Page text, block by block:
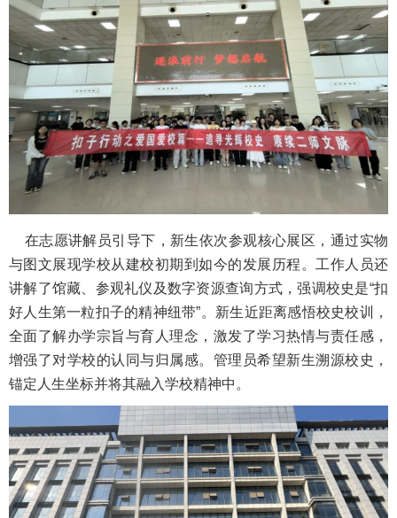
在志愿讲解员引导下，新生依次参观核心展区，通过实物
与图文展现学校从建校初期到如今的发展历程。工作人员还
讲解了馆藏、参观礼仪及数字资源查询方式，强调校史是“扣
好人生第一粒扣子的精神纽带”。新生近距离感悟校史校训，
全面了解办学宗旨与育人理念，激发了学习热情与责任感，
增强了对学校的认同与归属感。管理员希望新生溯源校史，
锚定人生坐标并将其融入学校精神中。